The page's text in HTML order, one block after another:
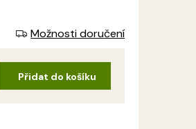
Možnosti doručení
Přidat do košíku